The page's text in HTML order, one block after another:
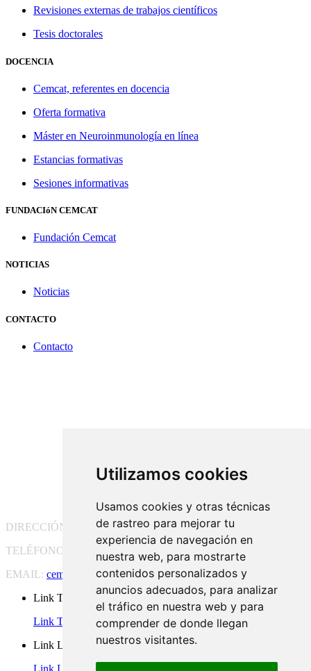
Utilizamos cookies
Usamos cookies y otras técnicas
de rastreo para mejorar tu
experiencia de navegación en
nuestra web, para mostrarte
contenidos personalizados y
anuncios adecuados, para analizar
el tráfico en nuestra web y para
comprender de donde llegan
nuestros visitantes.
Revisiones externas de trabajos científicos
Tesis doctorales
DOCENCIA
Cemcat, referentes en docencia
Oferta formativa
Máster en Neuroinmunología en línea
Estancias formativas
Sesiones informativas
FUNDACIóN CEMCAT
Fundación Cemcat
NOTICIAS
Noticias
CONTACTO
Contacto
DIRECCIÓN:
Pg. Vall d'Hebron, 119-129, 08035 Barcelona
TELÉFONO:
(+34) 93 175 15 55
EMAIL: cem-cat@cem-cat.org
Link Twitter
Link Twitter
Link Linkedin
Link Linkedin